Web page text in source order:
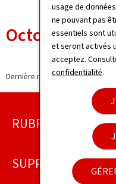
usage de
ne pouvant pas
essentiels sont
et seront activés
acceptez.
confidentialité.
Octobre 2024
Dernière modification le
Pied
page
RUBRIQUES
SUPPORT